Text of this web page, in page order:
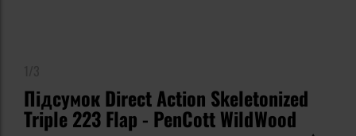
Підсумок Direct Action Skeletonized
Triple 223 Flap - PenCott WildWood